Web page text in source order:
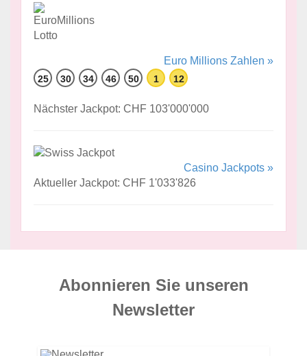
Euro Millions Zahlen »
25 30 34 46 50 1 12
Nächster Jackpot: CHF 103'000'000
Casino Jackpots »
Aktueller Jackpot: CHF 1'033'826
Abonnieren Sie unseren
News­letter